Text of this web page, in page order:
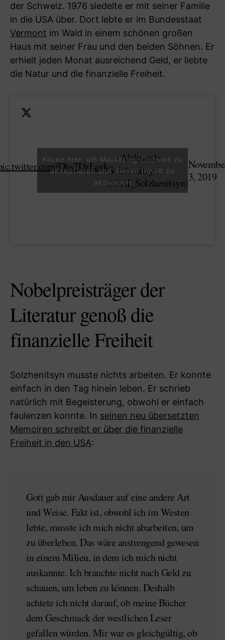
der Schweiz. 1976 siedelte er mit seiner Familie
in die USA über. Dort lebte er im Bundesstaat
Vermont im Wald in einem schönen großen
Haus mit seiner Frau und den beiden Söhnen. Er
erhielt jeden Monat ausreichend Geld, er liebte
die Natur und die finanzielle Freiheit.
Qhs2DzLavk
— Aleksandr
Solzhenitsyn
(@AI_Solzhenitsyn)3, 2019
Klicke hier, um Marketing-Cookies zu
akzeptieren und diesen Inhalt zu
aktivieren
Nobelpreisträger der
Literatur genoß die
finanzielle Freiheit
Solzhenitsyn musste nichts arbeiten. Er konnte
einfach in den Tag hinein leben. Er schrieb
natürlich mit Begeisterung, obwohl er einfach
faulenzen konnte. In seinen neu übersetzten
Memoiren schreibt er über die finanzielle
Freiheit in den USA:
Gott gab mir Ausdauer auf eine andere Art
und Weise. Fakt ist, obwohl ich im Westen
lebte, musste ich mich nicht abarbeiten, um
zu überleben. Das wäre anstrengend gewesen
in einem Milieu, in dem ich mich nicht
auskannte. Ich brauchte nicht nach Geld zu
schauen, um leben zu können. Deshalb
achtete ich nicht darauf, ob meine Bücher
dem Geschmack der westlichen Leser
gefallen würden. Mir war es gleichgültig, ob